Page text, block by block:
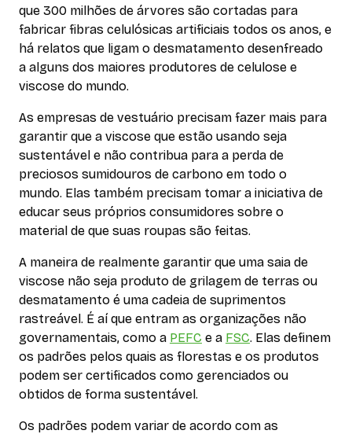
que 300 milhões de árvores são cortadas para
fabricar fibras celulósicas artificiais todos os anos, e
há relatos que ligam o desmatamento desenfreado
a alguns dos maiores produtores de celulose e
viscose do mundo.
As empresas de vestuário precisam fazer mais para
garantir que a viscose que estão usando seja
sustentável e não contribua para a perda de
preciosos sumidouros de carbono em todo o
mundo. Elas também precisam tomar a iniciativa de
educar seus próprios consumidores sobre o
material de que suas roupas são feitas.
A maneira de realmente garantir que uma saia de
viscose não seja produto de grilagem de terras ou
desmatamento é uma cadeia de suprimentos
rastreável. É aí que entram as organizações não
governamentais, como a PEFC e a FSC. Elas definem
os padrões pelos quais as florestas e os produtos
podem ser certificados como gerenciados ou
obtidos de forma sustentável.
Os padrões podem variar de acordo com as